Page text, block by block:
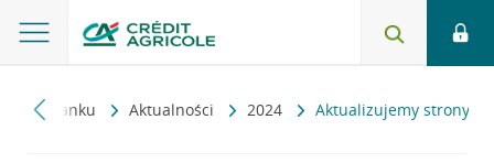
O banku Aktualności 2024 Aktualizujemy strony